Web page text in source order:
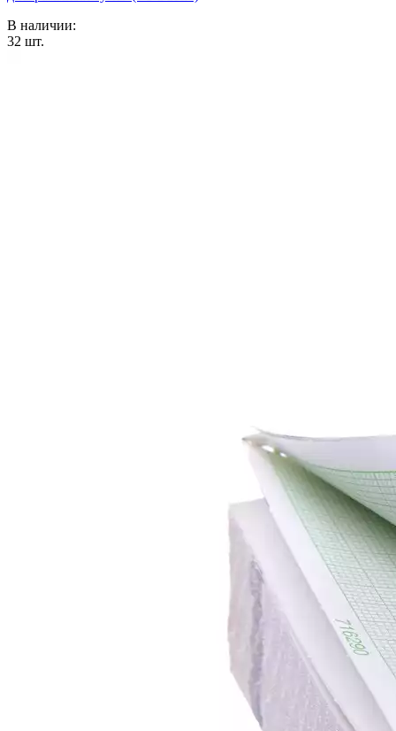
В наличии:
32 шт.